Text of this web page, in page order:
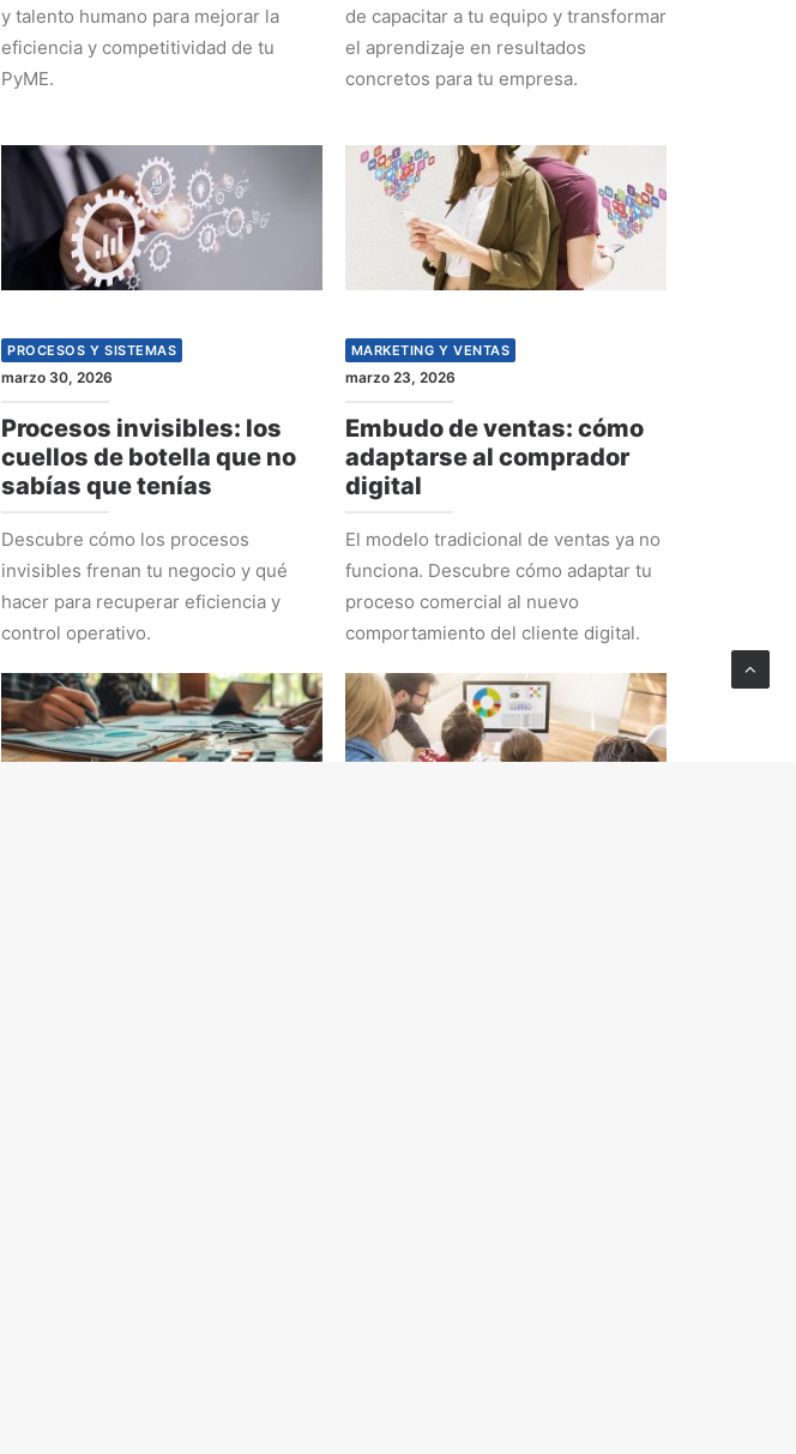
y talento humano para mejorar la
eficiencia y competitividad de tu
PyME.
de capacitar a tu equipo y transformar
el aprendizaje en resultados
concretos para tu empresa.
PROCESOS Y SISTEMAS
marzo 30, 2026
Procesos invisibles: los
cuellos de botella que no
sabías que tenías
Descubre cómo los procesos
invisibles frenan tu negocio y qué
hacer para recuperar eficiencia y
control operativo.
MARKETING Y VENTAS
marzo 23, 2026
Embudo de ventas: cómo
adaptarse al comprador
digital
El modelo tradicional de ventas ya no
funciona. Descubre cómo adaptar tu
proceso comercial al nuevo
comportamiento del cliente digital.